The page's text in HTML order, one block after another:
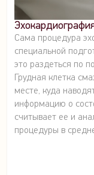
Сама процедура
специальной
это раздеться по
Грудная клетка
месте, куда
информацию о
считывает ее и
процедуры в